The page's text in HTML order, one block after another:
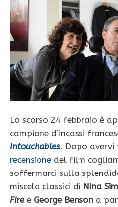
Lo scorso 24 febbraio è
campione d’incassi
Intouchables. Dopo avervi
recensione del film
soffermarci sulla
miscela classici di Nina
Firee George Benson a